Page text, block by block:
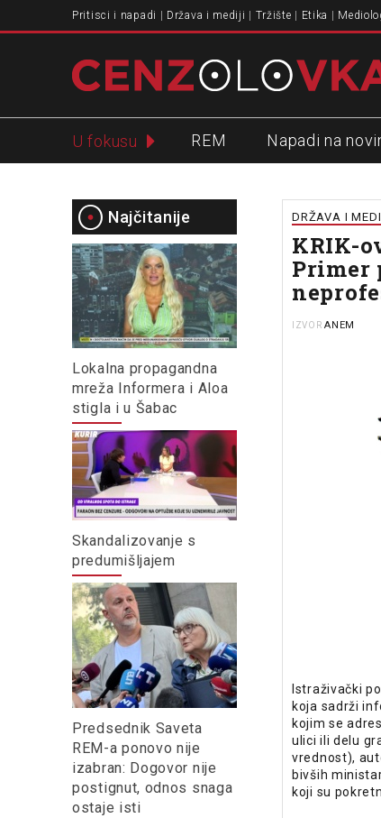
Pritisci i napadi Država i mediji Tržište Etika
U fokusu REM Napadi na
Najčitanije
Lokalna propagandna
mreža Informera i Aloa
stigla i u Šabac
Skandalizovanje s
predumišljajem
Predsednik Saveta
REM-a ponovo nije
izabran: Dogovor nije
postignut, odnos snaga
ostaje isti
DRŽAVA I
KRIK-
Primer
IZVOR ANEM
Istraživački
koja sadrži
kojim se
ulici ili delu
vrednost),
bivših
koji su